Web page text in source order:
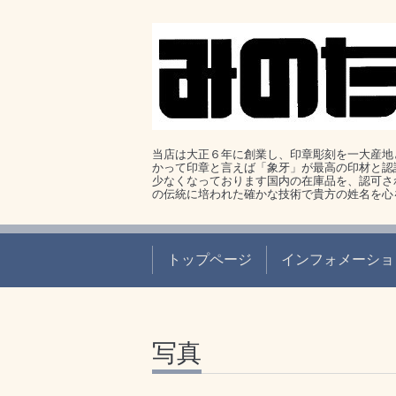
当店は大正６年に創業し、印章彫刻を一大産
かって印章と言えば「象牙」が最高の印材と
少なくなっております国内の在庫品を、認可
の伝統に培われた確かな技術で貴方の姓名を
トップページ インフォメーシ
写真